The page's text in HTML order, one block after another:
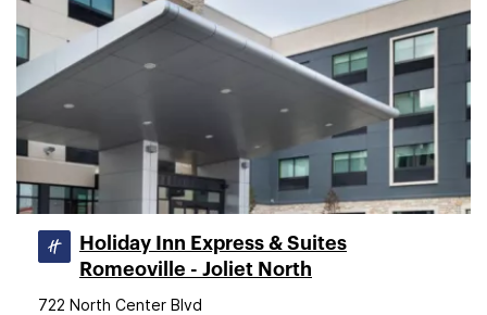
Holiday Inn Express & Suites
Romeoville - Joliet North
722 North Center Blvd